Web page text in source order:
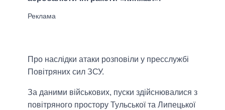
Про наслідки атаки розповіли у пресслужбі
Повітряних сил ЗСУ.
За даними військових, пуски здійснювалися з
повітряного простору Тульської та Липецької